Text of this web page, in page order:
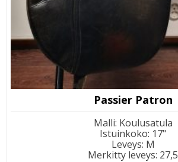
Passier Patron
Malli: Koulusatula
Istuinkoko: 17"
Leveys: M
Merkitty leveys: 27,5